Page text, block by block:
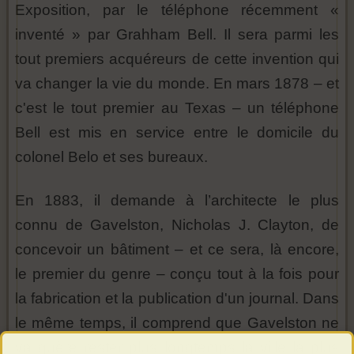
Exposition, par le téléphone récemment «
inventé » par Grahham Bell. Il sera parmi les
tout premiers acquéreurs de cette invention qui
va changer la vie du monde. En mars 1878 – et
c'est le tout premier au Texas – un téléphone
Bell est mis en service entre le domicile du
colonel Belo et ses bureaux.
En 1883, il demande à l’architecte le plus
connu de Gavelston, Nicholas J. Clayton, de
concevoir un bâtiment – et ce sera, là encore,
le premier du genre – conçu tout à la fois pour
la fabrication et la publication d'un journal. Dans
le même temps, il comprend que Gavelston ne